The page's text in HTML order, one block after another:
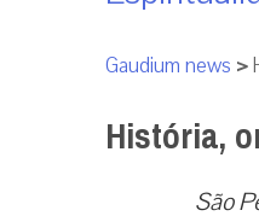
Gaudium news >
História,
São